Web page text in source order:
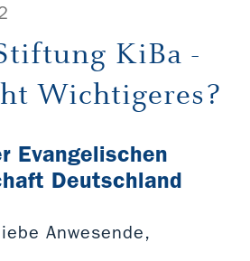
KiBa -
Wichtigeres?
Evangelischen
Deutschland
Anwesende,